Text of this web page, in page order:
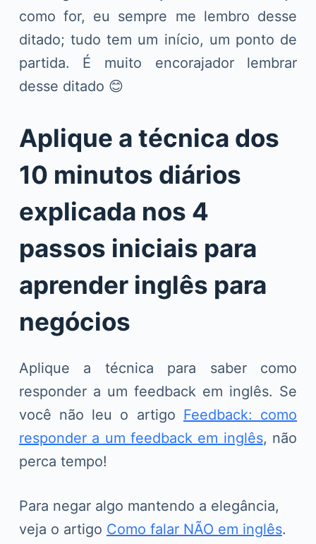
como for, eu sempre me lembro desse
ditado; tudo tem um início, um ponto de
partida. É muito encorajador lembrar
desse ditado 😊
Aplique a técnica dos
10 minutos diários
explicada nos 4
passos iniciais para
aprender inglês para
negócios
Aplique a técnica para saber como
responder a um feedback em inglês. Se
você não leu o artigo Feedback: como
responder a um feedback em inglês, não
perca tempo!
Para negar algo mantendo a elegância,
veja o artigo Como falar NÃO em inglês.